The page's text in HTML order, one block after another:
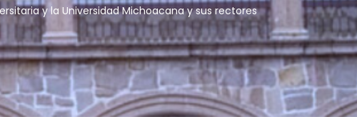
y la Universidad Michoacana y sus rectores